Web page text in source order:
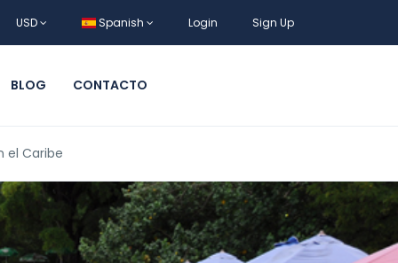
USD Spanish Login Sign Up
BLOG CONTACTO
el Caribe